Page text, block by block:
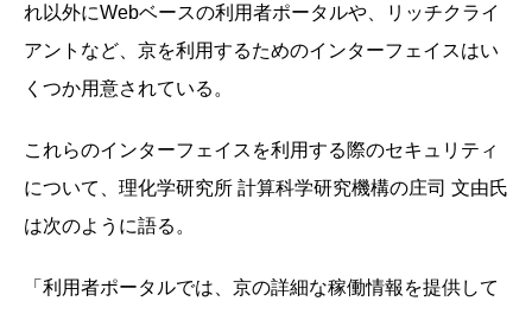
れ以外にWebベースの利用者ポータルや、リッチクライ
アントなど、京を利用するためのインターフェイスはい
くつか用意されている。
これらのインターフェイスを利用する際のセキュリティ
について、理化学研究所 計算科学研究機構の庄司 文由氏
は次のように語る。
「利用者ポータルでは、京の詳細な稼働情報を提供して